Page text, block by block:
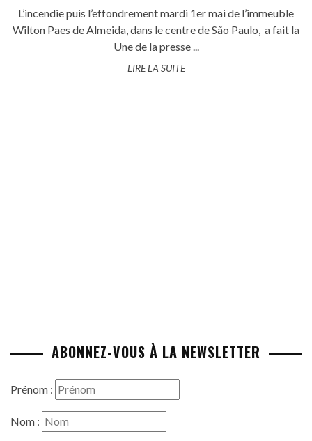
L’incendie puis l’effondrement mardi 1er mai de l’immeuble
Wilton Paes de Almeida, dans le centre de São Paulo, a fait la
Une de la presse ...
LIRE LA SUITE
ABONNEZ-VOUS À LA NEWSLETTER
Prénom :
Nom :